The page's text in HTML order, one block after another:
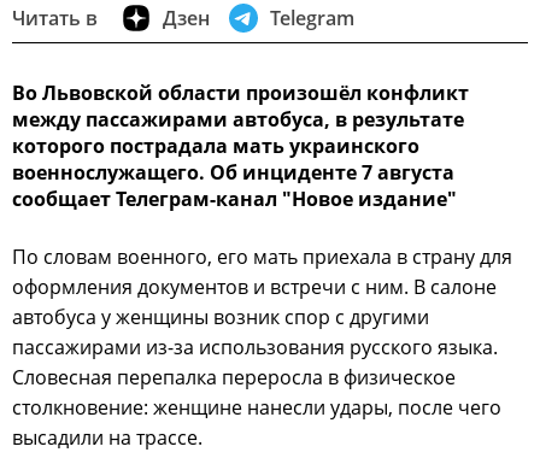
Читать в Дзен Telegram
Во Львовской области произошёл конфликт
между пассажирами автобуса, в результате
которого пострадала мать украинского
военнослужащего. Об инциденте 7 августа
сообщает Телеграм-канал "Новое издание"
По словам военного, его мать приехала в страну для
оформления документов и встречи с ним. В салоне
автобуса у женщины возник спор с другими
пассажирами из-за использования русского языка.
Словесная перепалка переросла в физическое
столкновение: женщине нанесли удары, после чего
высадили на трассе.